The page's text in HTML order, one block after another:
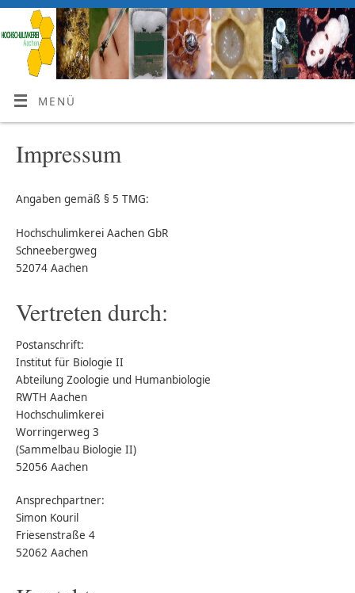
MENÜ
Impressum
Angaben gemäß § 5 TMG:
Hochschulimkerei Aachen GbR
Schneebergweg
52074 Aachen
Vertreten durch:
Postanschrift:
Institut für Biologie II
Abteilung Zoologie und Humanbiologie
RWTH Aachen
Hochschulimkerei
Worringerweg 3
(Sammelbau Biologie II)
52056 Aachen
Ansprechpartner:
Simon Kouril
Friesenstraße 4
52062 Aachen